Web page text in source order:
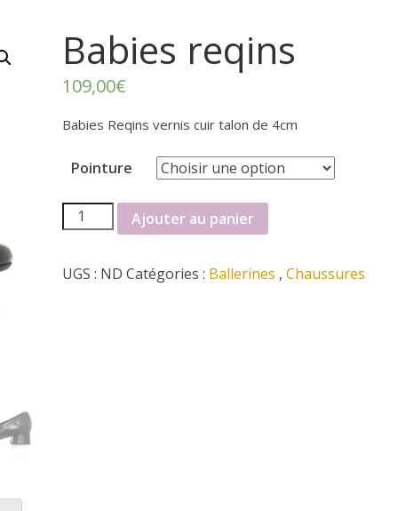
Babies reqins
109,00€
Babies Reqins vernis cuir talon de 4cm
Pointure
quantité
de
reqins
Ajouter au panier
UGS : ND Catégories : Ballerines , Chaussures